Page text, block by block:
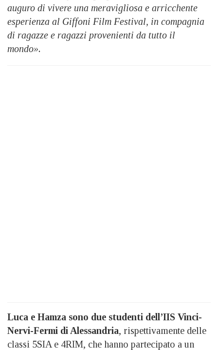
auguro di vivere una meravigliosa e arricchente
esperienza al Giffoni Film Festival, in compagnia
di ragazze e ragazzi provenienti da tutto il
mondo».
Luca e Hamza sono due studenti dell’IIS Vinci-
Nervi-Fermi di Alessandria, rispettivamente delle
classi 5SIA e 4RIM, che hanno partecipato a un